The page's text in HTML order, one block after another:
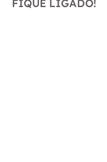
FIQUE LIGADO!